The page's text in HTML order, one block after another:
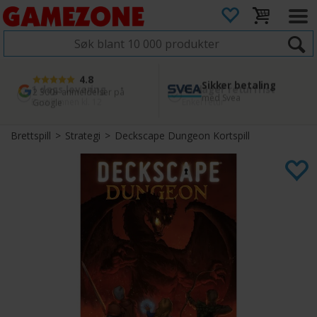
4.8
2 300+ anmeldelser på
Google
Sikker betaling
med Svea
1 dags levering
Bestill innen kl. 12
45 dager returfrist
Enkel retur
Brettspill>Strategi> Deckscape Dungeon Kortspill